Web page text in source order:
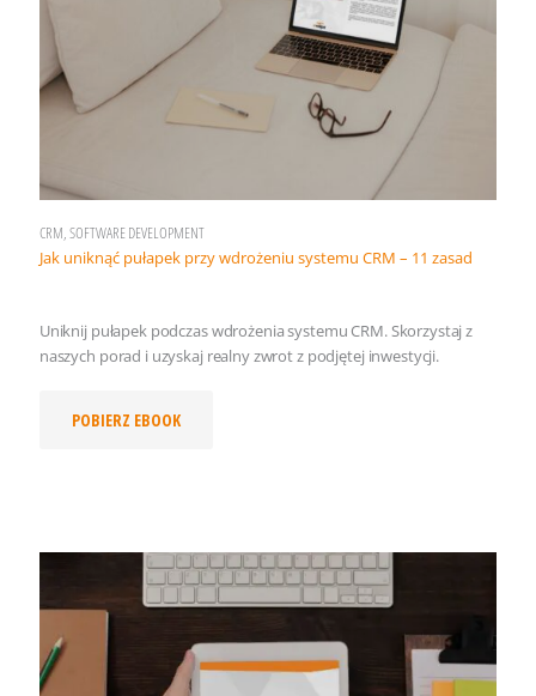
CRM, SOFTWARE DEVELOPMENT
Jak uniknąć pułapek przy wdrożeniu systemu CRM – 11 zasad
Uniknij pułapek podczas wdrożenia systemu CRM. Skorzystaj z
naszych porad i uzyskaj realny zwrot z podjętej inwestycji.
POBIERZ EBOOK